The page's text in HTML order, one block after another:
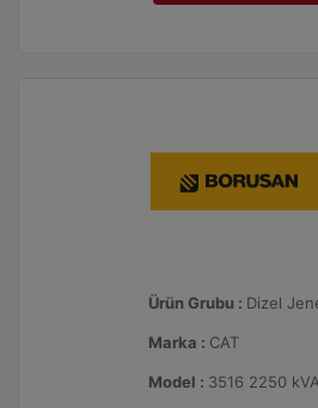
Ürün Grubu : Dizel
Marka : CAT
Model : 3516 2250 kVA